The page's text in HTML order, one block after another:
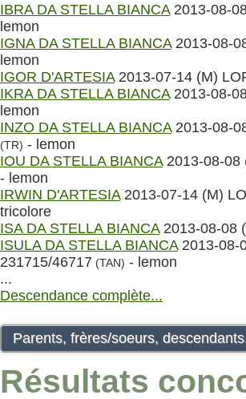
IBRA DA STELLA BIANCA2013-08-
lemon
IGNA DA STELLA BIANCA2013-08-
lemon
IGOR D'ARTESIA2013-07-14 (M)
IKRA DA STELLA BIANCA2013-08-
lemon
INZO DA STELLA BIANCA2013-08-
(TR) - lemon
IOU DA STELLA BIANCA2013-08-08
- lemon
IRWIN D'ARTESIA2013-07-14 (M)
tricolore
ISA DA STELLA BIANCA2013-08-08
ISULA DA STELLA BIANCA2013-08-
231715/46717 (TAN) - lemon
...
Descendance complète...
Parents, frères/soeurs,
Résultats